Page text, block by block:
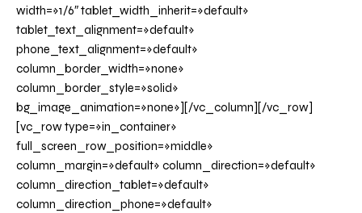
width=»1/6″ tablet_width_inherit=»default»
tablet_text_alignment=»default»
phone_text_alignment=»default»
column_border_width=»none»
column_border_style=»solid»
bg_image_animation=»none»][/vc_column][/vc_row]
[vc_row type=»in_container»
full_screen_row_position=»middle»
column_margin=»default» column_direction=»default»
column_direction_tablet=»default»
column_direction_phone=»default»